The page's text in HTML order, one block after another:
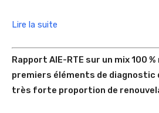
Lire la suite
Rapport AIE-RTE sur un mix 100
premiers éléments de diagnostic
très forte proportion de